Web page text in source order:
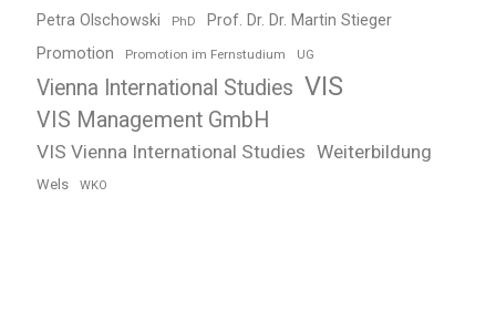
Petra Olschowski PhD Prof. Dr. Dr. Martin Stieger
Promotion Promotion im Fernstudium UG
Vienna International Studies VIS
VIS Management GmbH
VIS Vienna International Studies Weiterbildung
Wels WKO